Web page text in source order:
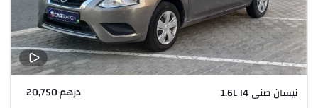
نيسان صني 1.6L I4 درهم 20,750